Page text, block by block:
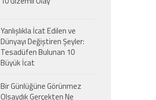
Yanlışlıkla İcat Edilen ve
Dünyayı Değiştiren Şeyler:
Tesadüfen Bulunan 10
Büyük İcat
Bir Günlüğüne Görünmez
Olsaydık Gerçekten Ne